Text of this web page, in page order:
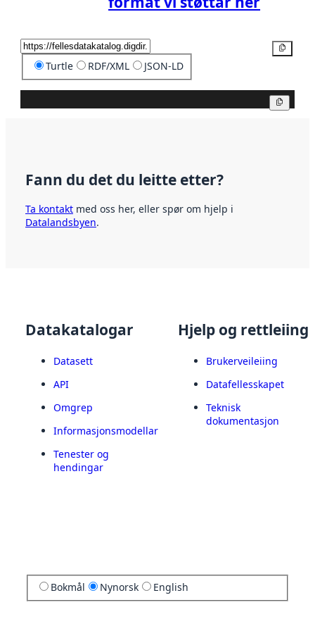
Turtle RDF/XML JSON-LD
Fann du det du leitte etter?
Ta kontakt med oss her, eller spør om hjelp i
Datalandsbyen.
Datakatalogar
Datasett
API
Omgrep
Informasjonsmodellar
Tenester og
hendingar
Hjelp og rettleiing
Brukerveileiing
Datafellesskapet
Teknisk
dokumentasjon
Bokmål Nynorsk English